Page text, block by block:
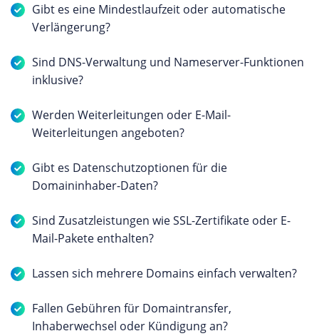
Gibt es eine Mindestlaufzeit oder automatische
Verlängerung?
Sind DNS-Verwaltung und Nameserver-Funktionen
inklusive?
Werden Weiterleitungen oder E-Mail-
Weiterleitungen angeboten?
Gibt es Datenschutzoptionen für die
Domaininhaber-Daten?
Sind Zusatzleistungen wie SSL-Zertifikate oder E-
Mail-Pakete enthalten?
Lassen sich mehrere Domains einfach verwalten?
Fallen Gebühren für Domaintransfer,
Inhaberwechsel oder Kündigung an?